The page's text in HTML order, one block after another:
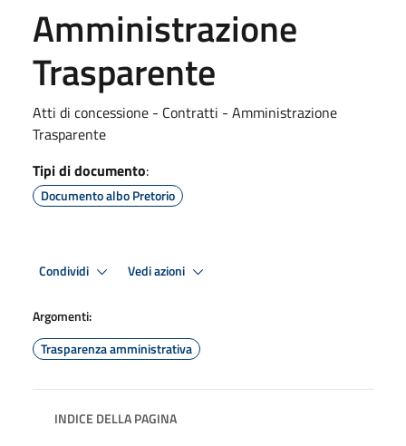
Amministrazione
Trasparente
Atti di concessione - Contratti - Amministrazione
Trasparente
Tipi di documento:
Documento albo Pretorio
Condividi Vedi azioni
Argomenti:
Trasparenza amministrativa
INDICE DELLA PAGINA